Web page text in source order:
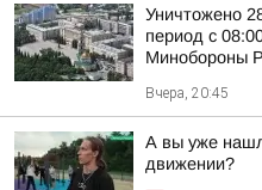
Уничтожено
период с
Минобороны
Вчера, 20:45
А вы уже
движении?